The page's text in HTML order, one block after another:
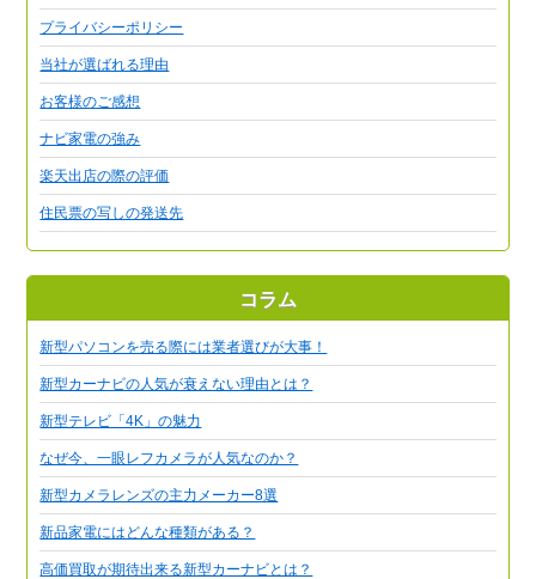
プライバシーポリシー
当社が選ばれる理由
お客様のご感想
ナビ家電の強み
楽天出店の際の評価
住民票の写しの発送先
コラム
新型パソコンを売る際には業者選びが大事！
新型カーナビの人気が衰えない理由とは？
新型テレビ「4K」の魅力
なぜ今、一眼レフカメラが人気なのか？
新型カメラレンズの主力メーカー8選
新品家電にはどんな種類がある？
高価買取が期待出来る新型カーナビとは？